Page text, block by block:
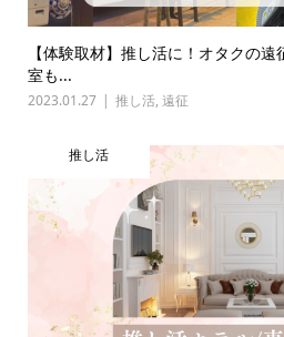
【体験取材】推し活に！オタクの
室も...
2023.01.27 推し活, 遠征
推し活